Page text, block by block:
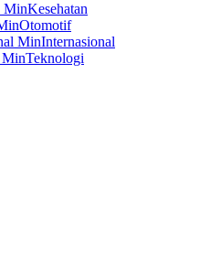
Kesehatan
Otomotif
Internasional
Teknologi